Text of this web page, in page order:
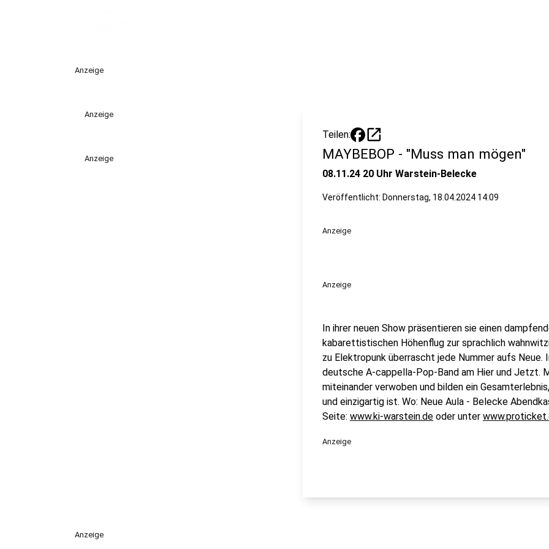
Anzeige
Anzeige
Anzeige
Teilen: open_in_new
MAYBEBOP - "Muss man mögen"
08.11.24 20 Uhr Warstein-Belecke
Veröffentlicht: Donnerstag, 18.04.2024 14:09
Anzeige
Anzeige
In ihrer neuen Show präsentieren sie einen
kabarettistischen Höhenflug zur sprachlich
zu Elektropunk überrascht jede Nummer aufs
deutsche A-cappella-Pop-Band am Hier und Jetzt.
miteinander verwoben und bilden ein
und einzigartig ist. Wo: Neue Aula - Belecke
Seite: www.ki-warstein.de oder unter
Anzeige
Anzeige